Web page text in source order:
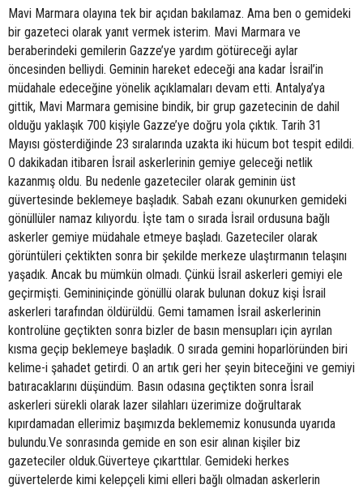
Mavi Marmara olayına tek bir açıdan bakılamaz. Ama ben o gemideki
bir gazeteci olarak yanıt vermek isterim. Mavi Marmara ve
beraberindeki gemilerin Gazze’ye yardım götüreceği aylar
öncesinden belliydi. Geminin hareket edeceği ana kadar İsrail’in
müdahale edeceğine yönelik açıklamaları devam etti. Antalya’ya
gittik, Mavi Marmara gemisine bindik, bir grup gazetecinin de dahil
olduğu yaklaşık 700 kişiyle Gazze’ye doğru yola çıktık. Tarih 31
Mayısı gösterdiğinde 23 sıralarında uzakta iki hücum bot tespit edildi.
O dakikadan itibaren İsrail askerlerinin gemiye geleceği netlik
kazanmış oldu. Bu nedenle gazeteciler olarak geminin üst
güvertesinde beklemeye başladık. Sabah ezanı okunurken gemideki
gönüllüler namaz kılıyordu. İşte tam o sırada İsrail ordusuna bağlı
askerler gemiye müdahale etmeye başladı. Gazeteciler olarak
görüntüleri çektikten sonra bir şekilde merkeze ulaştırmanın telaşını
yaşadık. Ancak bu mümkün olmadı. Çünkü İsrail askerleri gemiyi ele
geçirmişti. Gemininiçinde gönüllü olarak bulunan dokuz kişi İsrail
askerleri tarafından öldürüldü. Gemi tamamen İsrail askerlerinin
kontrolüne geçtikten sonra bizler de basın mensupları için ayrılan
kısma geçip beklemeye başladık. O sırada gemini hoparlöründen biri
kelime-i şahadet getirdi. O an artık geri her şeyin biteceğini ve gemiyi
batıracaklarını düşündüm. Basın odasına geçtikten sonra İsrail
askerleri sürekli olarak lazer silahları üzerimize doğrultarak
kıpırdamadan ellerimiz başımızda beklememiz konusunda uyarıda
bulundu.Ve sonrasında gemide en son esir alınan kişiler biz
gazeteciler olduk.Güverteye çıkarttılar. Gemideki herkes
güvertelerde kimi kelepçeli kimi elleri bağlı olmadan askerlerin